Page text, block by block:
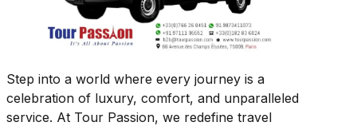
Step into a world where every journey is a
celebration of luxury, comfort, and unparalleled
service. At Tour Passion, we redefine travel